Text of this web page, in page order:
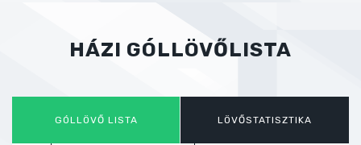
HÁZI GÓLLÖVŐLISTA
GÓLLÖVŐ LISTA LÖVŐSTATISZTIKA